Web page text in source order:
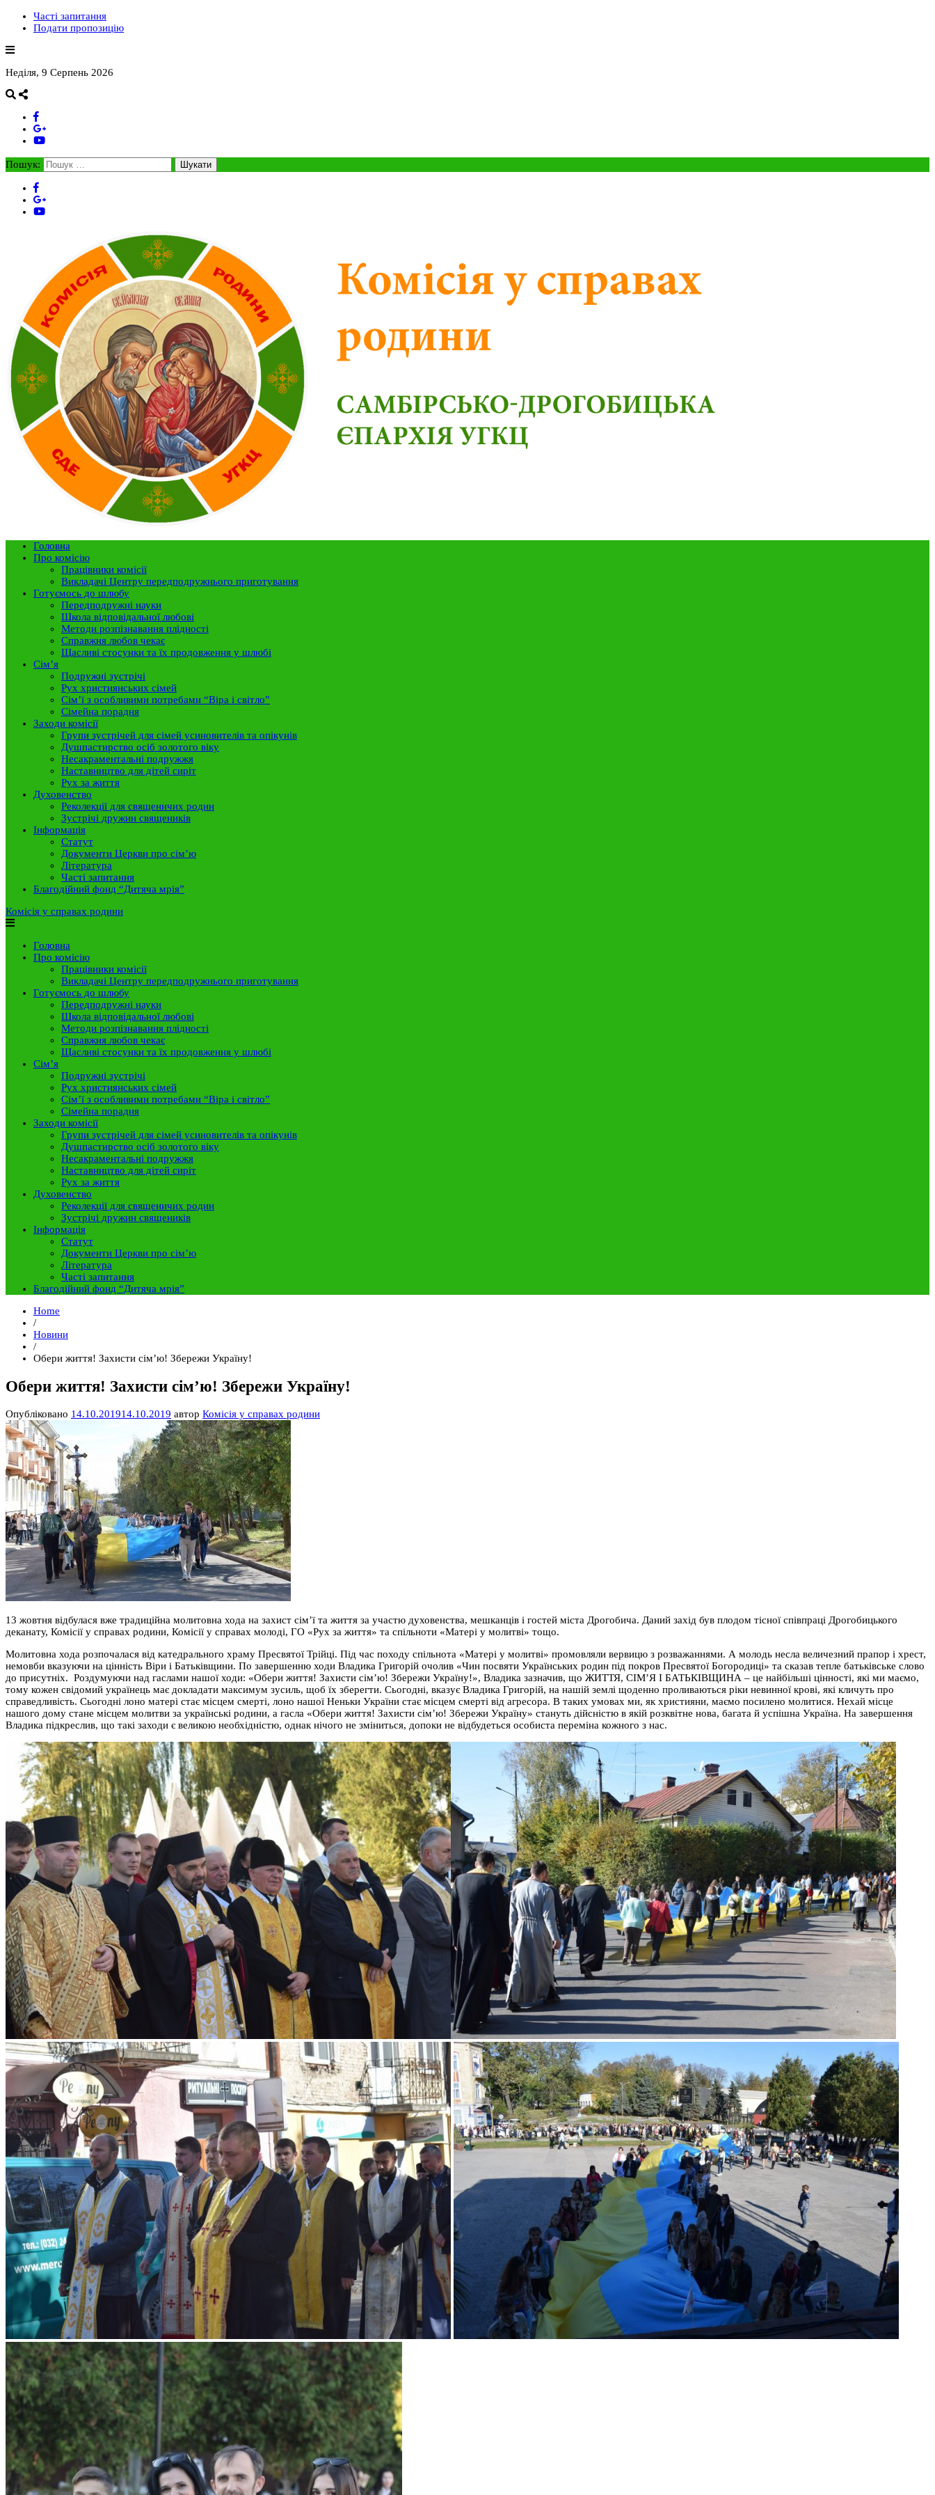
Часті запитання
Подати пропозицію
Неділя, 9 Серпень 2026
Пошук:
Головна
Про комісію
Працівники комісії
Викладачі Центру передподружнього приготування
Готуємось до шлюбу
Передподружні науки
Школа відповідальної любові
Методи розпізнавання плідності
Справжня любов чекає
Щасливі стосунки та їх продовження у шлюбі
Сім’я
Подружні зустрічі
Рух християнських сімей
Сім’ї з особливими потребами “Віра і світло”
Сімейна порадня
Заходи комісії
Групи зустрічей для сімей усиновителів та опікунів
Душпастирство осіб золотого віку
Несакраментальні подружжя
Наставництво для дітей сиріт
Рух за життя
Духовенство
Реколекції для священичих родин
Зустрічі дружин священиків
Інформація
Статут
Документи Церкви про сім’ю
Література
Часті запитання
Благодійний фонд “Дитяча мрія”
Комісія у справах родини
Головна
Про комісію
Працівники комісії
Викладачі Центру передподружнього приготування
Готуємось до шлюбу
Передподружні науки
Школа відповідальної любові
Методи розпізнавання плідності
Справжня любов чекає
Щасливі стосунки та їх продовження у шлюбі
Сім’я
Подружні зустрічі
Рух християнських сімей
Сім’ї з особливими потребами “Віра і світло”
Сімейна порадня
Заходи комісії
Групи зустрічей для сімей усиновителів та опікунів
Душпастирство осіб золотого віку
Несакраментальні подружжя
Наставництво для дітей сиріт
Рух за життя
Духовенство
Реколекції для священичих родин
Зустрічі дружин священиків
Інформація
Статут
Документи Церкви про сім’ю
Література
Часті запитання
Благодійний фонд “Дитяча мрія”
Home
/
Новини
/
Обери життя! Захисти сім’ю! Збережи Україну!
Обери життя! Захисти сім’ю! Збережи Україну!
Опубліковано 14.10.201914.10.2019 автор Комісія у справах родини
13 жовтня відбулася вже традиційна молитовна хода на захист сім’ї та життя за участю духовенства, мешканців і гостей міста Дрогобича. Даний захід був плодом тісної співпраці Дрогобицького
деканату, Комісії у справах родини, Комісії у справах молоді, ГО «Рух за життя» та спільноти «Матері у молитві» тощо.
Молитовна хода розпочалася від катедрального храму Пресвятої Трійці. Під час походу спільнота «Матері у молитві» промовляли вервицю з розважаннями. А молодь несла величезний прапор і хрест,
немовби вказуючи на цінність Віри і Батьківщини. По завершенню ходи Владика Григорій очолив «Чин посвяти Українських родин під покров Пресвятої Богородиці» та сказав тепле батьківське слово
до присутніх. Роздумуючи над гаслами нашої ходи: «Обери життя! Захисти сім’ю! Збережи Україну!», Владика зазначив, що ЖИТТЯ, СІМ’Я І БАТЬКІВЩИНА – це найбільші цінності, які ми маємо,
тому кожен свідомий українець має докладати максимум зусиль, щоб їх зберегти. Сьогодні, вказує Владика Григорій, на нашій землі щоденно проливаються ріки невинної крові, які кличуть про
справедливість. Сьогодні лоно матері стає місцем смерті, лоно нашої Неньки України стає місцем смерті від агресора. В таких умовах ми, як християни, маємо посилено молитися. Нехай місце
нашого дому стане місцем молитви за українські родини, а гасла «Обери життя! Захисти сім’ю! Збережи Україну» стануть дійсністю в якій розквітне нова, багата й успішна Україна. На завершення
Владика підкреслив, що такі заходи є великою необхідністю, однак нічого не зміниться, допоки не відбудеться особиста переміна кожного з нас.